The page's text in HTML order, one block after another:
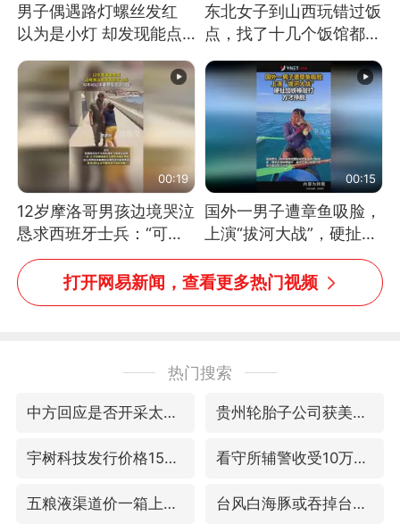
男子偶遇路灯螺丝发红
以为是小灯 却发现能点
处理
东北女子到山西玩错过饭
点，找了十几个饭馆都没
00:19
12岁摩洛哥男孩边境哭泣
恳求西班牙士兵：“可不
可以不要把我遣返回国”
00:15
国外一男子遭章鱼吸脸，
上演“拔河大战”，硬扯加
铁棒敲打方才挣脱
打开网易新闻，查看更多热门视频
热门搜索
中方回应是否开采太平洋海底稀土资源 贵州轮胎子公司获美国退税8136万
宇树科技发行价格150.80元/股 看守所辅警收受10万获刑1年
五粮液渠道价一箱上涨近百元 台风白海豚或吞掉台风鲸鱼